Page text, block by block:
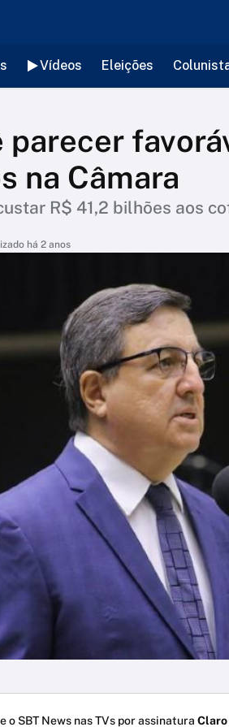
Vídeos Eleições
parecer
na Câmara
R$ 41,2 bilhões aos
há 2 anos
o SBT News nas TVs por assinatura Claro